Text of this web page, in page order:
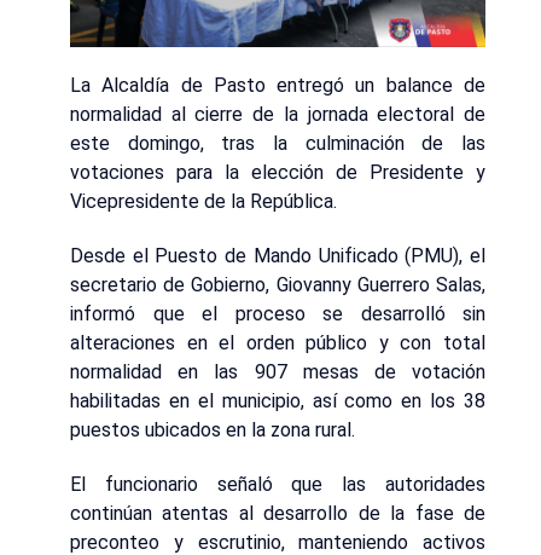
La Alcaldía de Pasto entregó un balance de
normalidad al cierre de la jornada electoral de
este domingo, tras la culminación de las
votaciones para la elección de Presidente y
Vicepresidente de la República.
Desde el Puesto de Mando Unificado (PMU), el
secretario de Gobierno, Giovanny Guerrero Salas,
informó que el proceso se desarrolló sin
alteraciones en el orden público y con total
normalidad en las 907 mesas de votación
habilitadas en el municipio, así como en los 38
puestos ubicados en la zona rural.
El funcionario señaló que las autoridades
continúan atentas al desarrollo de la fase de
preconteo y escrutinio, manteniendo activos